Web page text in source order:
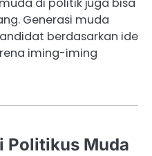
Generasi muda
berdasarkan ide
iming-iming
Politikus Muda